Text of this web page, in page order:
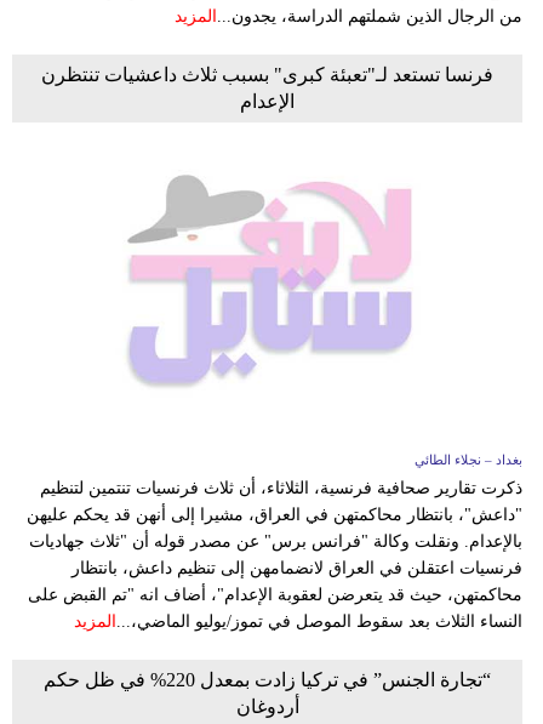
من الرجال الذين شملتهم الدراسة، يجدون... المزيد
فرنسا تستعد لـ"تعبئة كبرى" بسبب ثلاث داعشيات تنتظرن
الإعدام
بغداد – نجلاء الطائي
ذكرت تقارير صحافية فرنسية، الثلاثاء، أن ثلاث فرنسيات تنتمين لتنظيم
"داعش"، بانتظار محاكمتهن في العراق، مشيرا إلى أنهن قد يحكم عليهن
بالإعدام. ونقلت وكالة "فرانس برس" عن مصدر قوله أن "ثلاث جھادیات
فرنسیات اعتقلن في العراق لانضمامھن إلى تنظیم داعش، بانتظار
محاكمتھن، حیث قد یتعرضن لعقوبة الإعدام"، أضاف انه "تم القبض على
النساء الثلاث بعد سقوط الموصل في تموز/يوليو الماضي،... المزيد
“تجارة الجنس” في تركيا زادت بمعدل 220% في ظل حكم
أردوغان